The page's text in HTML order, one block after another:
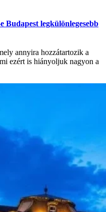
Budapest legkülönlegesebb
annyira hozzátartozik a
ezért is hiányoljuk nagyon a